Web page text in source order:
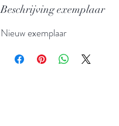
Beschrijving exemplaar
Nieuw exemplaar